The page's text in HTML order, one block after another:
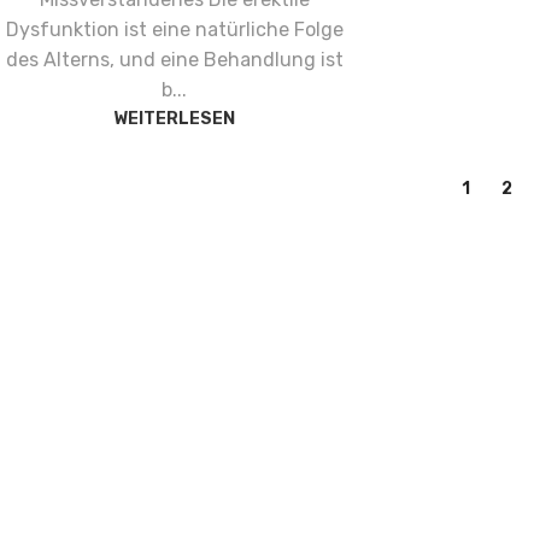
Dysfunktion ist eine natürliche Folge
des Alterns, und eine Behandlung ist
b...
WEITERLESEN
1 2